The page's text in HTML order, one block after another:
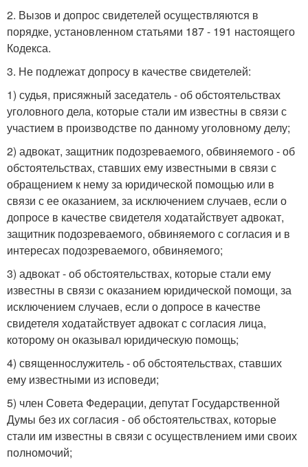
2. Вызов и допрос свидетелей осуществляются в
порядке, установленном статьями 187 - 191 настоящего
Кодекса.
3. Не подлежат допросу в качестве свидетелей:
1) судья, присяжный заседатель - об обстоятельствах
уголовного дела, которые стали им известны в связи с
участием в производстве по данному уголовному делу;
2) адвокат, защитник подозреваемого, обвиняемого - об
обстоятельствах, ставших ему известными в связи с
обращением к нему за юридической помощью или в
связи с ее оказанием, за исключением случаев, если о
допросе в качестве свидетеля ходатайствует адвокат,
защитник подозреваемого, обвиняемого с согласия и в
интересах подозреваемого, обвиняемого;
3) адвокат - об обстоятельствах, которые стали ему
известны в связи с оказанием юридической помощи, за
исключением случаев, если о допросе в качестве
свидетеля ходатайствует адвокат с согласия лица,
которому он оказывал юридическую помощь;
4) священнослужитель - об обстоятельствах, ставших
ему известными из исповеди;
5) член Совета Федерации, депутат Государственной
Думы без их согласия - об обстоятельствах, которые
стали им известны в связи с осуществлением ими своих
полномочий;